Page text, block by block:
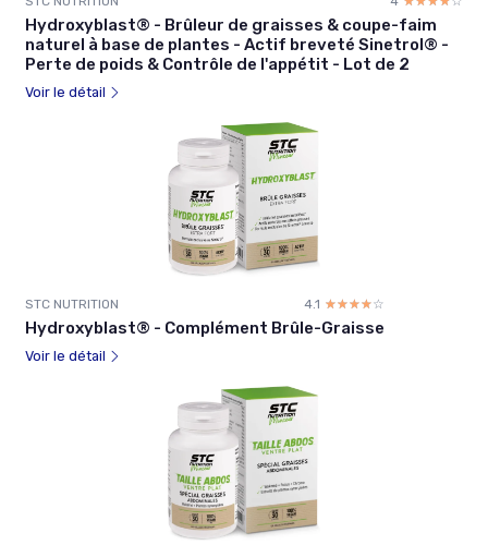
Hydroxyblast® - Brûleur de graisses & coupe-faim
naturel à base de plantes - Actif breveté Sinetrol® -
Perte de poids & Contrôle de l'appétit - Lot de 2
Voir le détail
STC NUTRITION 4.1 ☆☆☆☆☆
★★★★★
Hydroxyblast® - Complément Brûle-Graisse
Voir le détail